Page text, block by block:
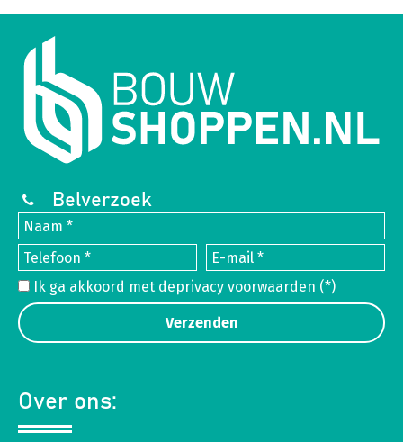
Belverzoek
Ik ga akkoord met deprivacy voorwaarden (*)
Over ons: